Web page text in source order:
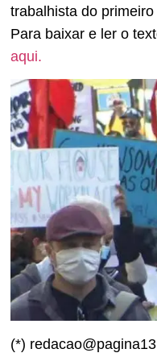
trabalhista do
Para baixar e ler o
aqui.
(*)